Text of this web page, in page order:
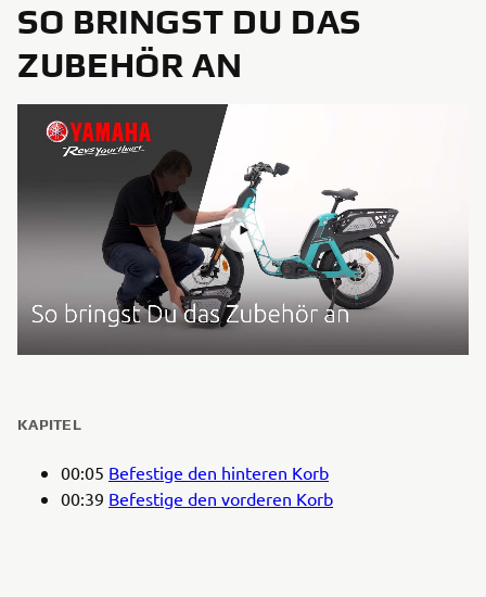
SO BRINGST DU DAS
ZUBEHÖR AN
KAPITEL
00:05 Befestige den hinteren Korb
00:39 Befestige den vorderen Korb